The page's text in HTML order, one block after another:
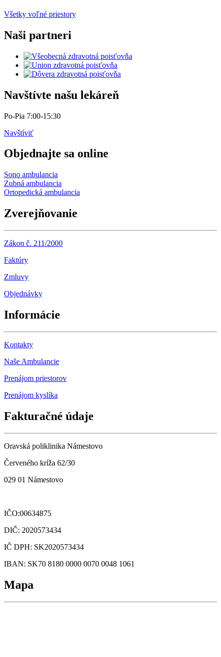
Všetky voľné priestory
Naši partneri
Navštívte našu lekáreň
Po-Pia 7:00-15:30
Navštíviť
Objednajte sa online
Sono ambulancia
Zubná ambulancia
Ortopedická ambulancia
Zverejňovanie
Zákon č. 211/2000
Faktúry
Zmluvy
Objednávky
Informácie
Kontakty
Naše Ambulancie
Prenájom priestorov
Prenájom kyslíka
Fakturačné údaje
Oravská poliklinika Námestovo
Červeného kríža 62/30
029 01 Námestovo
IČO:00634875
DIČ: 2020573434
IČ DPH: SK2020573434
IBAN: SK70 8180 0000 0070 0048 1061
Mapa